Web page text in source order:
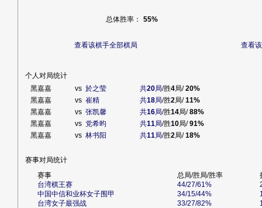
总体胜率： 55%
查看该棋手全部棋局 查看
个人对局统计
黑嘉嘉
vs 於之莹 共20局/胜4局/20%
黑嘉嘉
vs 崔精 共18局/胜2局/11%
黑嘉嘉
vs 张凯馨 共16局/胜14局/88%
黑嘉嘉
vs 党希昀 共11局/胜10局/91%
黑嘉嘉
vs 林书阳 共11局/胜2局/18%
赛事对局统计
赛事
总局/胜局/胜率
台湾棋王赛
44/27/61%
中国中信和业杯女子围甲
34/15/44%
台湾女子最强战
33/27/82%